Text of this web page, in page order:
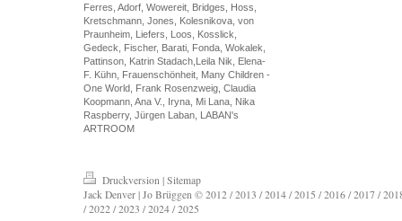
Ferres, Adorf, Wowereit, Bridges, Hoss,
Kretschmann, Jones, Kolesnikova, von
Praunheim, Liefers, Loos, Kosslick,
Gedeck, Fischer, Barati, Fonda, Wokalek,
Pattinson, Katrin Stadach,Leila Nik, Elena-
F. Kühn, Frauenschönheit, Many Children -
One World, Frank Rosenzweig, Claudia
Koopmann, Ana V., Iryna, Mi Lana, Nika
Raspberry, Jürgen Laban, LABAN's
ARTROOM
Druckversion | Sitemap
Jack Denver | Jo Brüggen © 2012 / 2013 / 2014 / 2015 / 2016 / 2017 /
/ 2022 / 2023 / 2024 / 2025